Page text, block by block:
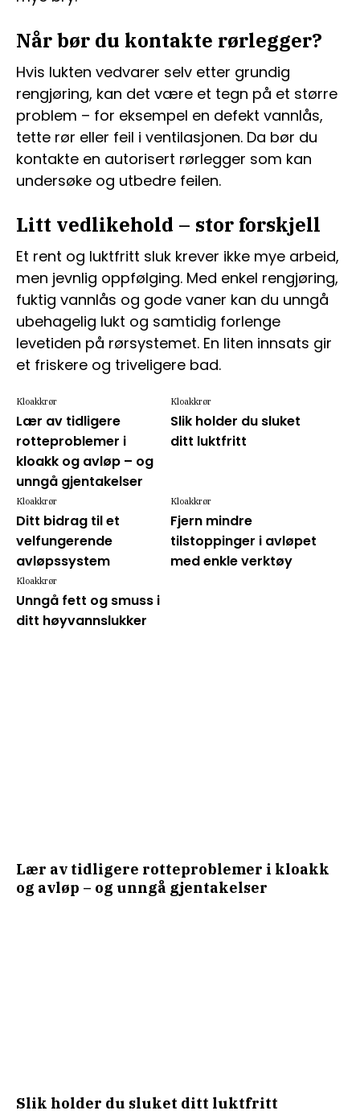
Når bør du kontakte rørlegger?
Hvis lukten vedvarer selv etter grundig
rengjøring, kan det være et tegn på et større
problem – for eksempel en defekt vannlås,
tette rør eller feil i ventilasjonen. Da bør du
kontakte en autorisert rørlegger som kan
undersøke og utbedre feilen.
Litt vedlikehold – stor forskjell
Et rent og luktfritt sluk krever ikke mye arbeid,
men jevnlig oppfølging. Med enkel rengjøring,
fuktig vannlås og gode vaner kan du unngå
ubehagelig lukt og samtidig forlenge
levetiden på rørsystemet. En liten innsats gir
et friskere og triveligere bad.
Lær av tidligere
rotteproblemer i
kloakk og avløp – og
unngå gjentakelser
Kloakkrør
Slik holder du sluket
ditt luktfritt
Kloakkrør
Ditt bidrag til et
velfungerende
avløpssystem
Kloakkrør
Fjern mindre
tilstoppinger i avløpet
med enkle verktøy
Kloakkrør
Unngå fett og smuss i
ditt høyvannslukker
Kloakkrør
Lær av tidligere rotteproblemer i kloakk
og avløp – og unngå gjentakelser
Slik holder du sluket ditt luktfritt